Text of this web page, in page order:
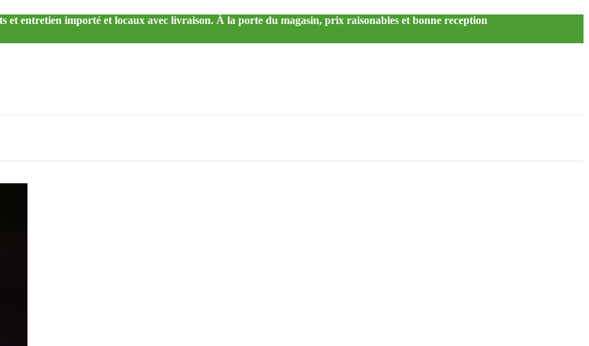
et entretien importé et locaux avec livraison. À la porte du magasin, prix raisonables et bonne reception